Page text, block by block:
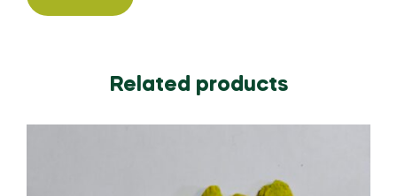
Related products